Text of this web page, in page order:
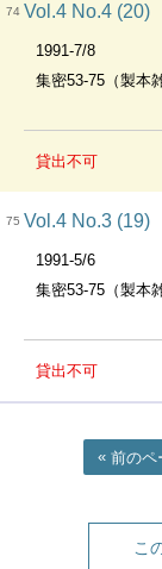
74 Vol.4 No.4 (20)
1991-7/8
集密53-75（製本
貸出不可
75 Vol.4 No.3 (19)
1991-5/6
集密53-75（製本
貸出不可
前のペ
こ